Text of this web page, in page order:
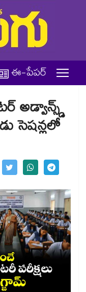
ఈ-పేపర్
అడ్వాన్స్డ్
సెషన్లలో